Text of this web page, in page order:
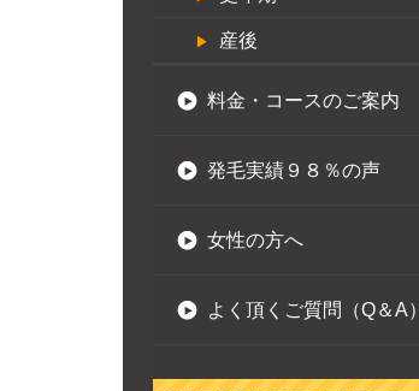
産後
料金・コースのご案内
発毛実績９８％の声
女性の方へ
よく頂くご質問（Q＆A）